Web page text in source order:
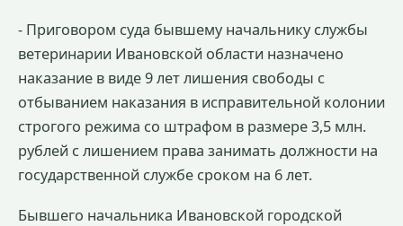
- Приговором суда бывшему начальнику службы
ветеринарии Ивановской области назначено
наказание в виде 9 лет лишения свободы с
отбыванием наказания в исправительной колонии
строгого режима со штрафом в размере 3,5 млн.
рублей с лишением права занимать должности на
государственной службе сроком на 6 лет.
Бывшего начальника Ивановской городской